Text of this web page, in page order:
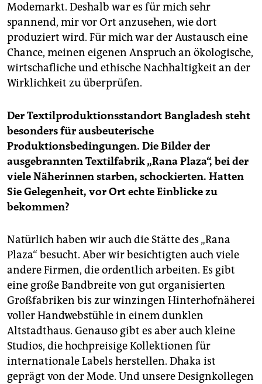
Modemarkt. Deshalb war es für mich sehr
spannend, mir vor Ort anzusehen, wie dort
produziert wird. Für mich war der Austausch eine
Chance, meinen eigenen Anspruch an ökologische,
wirtschafliche und ethische Nachhaltigkeit an der
Wirklichkeit zu überprüfen.
Der Textilproduktionsstandort Bangladesh steht
besonders für ausbeuterische
Produktionsbedingungen. Die Bilder der
ausgebrannten Textilfabrik „Rana Plaza“, bei der
viele Näherinnen starben, schockierten. Hatten
Sie Gelegenheit, vor Ort echte Einblicke zu
bekommen?
Natürlich haben wir auch die Stätte des „Rana
Plaza“ besucht. Aber wir besichtigten auch viele
andere Firmen, die ordentlich arbeiten. Es gibt
eine große Bandbreite von gut organisierten
Großfabriken bis zur winzingen Hinterhofnäherei
voller Handwebstühle in einem dunklen
Altstadthaus. Genauso gibt es aber auch kleine
Studios, die hochpreisige Kollektionen für
internationale Labels herstellen. Dhaka ist
geprägt von der Mode. Und unsere Designkollegen